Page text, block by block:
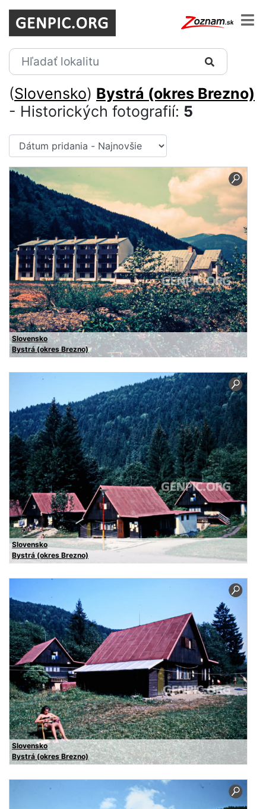
(Slovensko) Bystrá (okres Brezno)
- Historických fotografií: 5
Slovensko
Bystrá (okres Brezno)
Slovensko
Bystrá (okres Brezno)
Slovensko
Bystrá (okres Brezno)